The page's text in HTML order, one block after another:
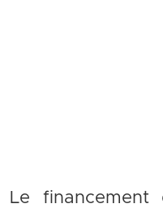
Le financement